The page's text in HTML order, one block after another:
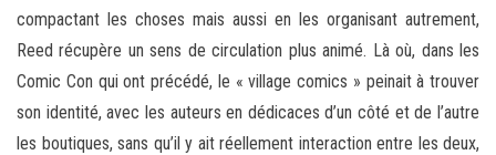
compactant les choses mais aussi en les organisant autrement,
Reed récupère un sens de circulation plus animé. Là où, dans les
Comic Con qui ont précédé, le « village comics » peinait à trouver
son identité, avec les auteurs en dédicaces d’un côté et de l’autre
les boutiques, sans qu’il y ait réellement interaction entre les deux,